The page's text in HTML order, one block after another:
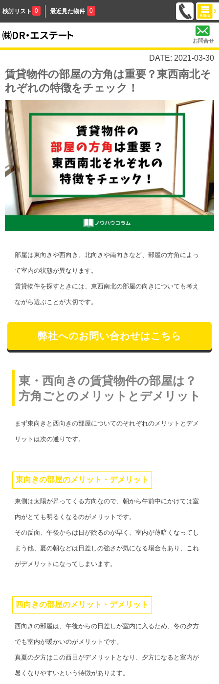
検討リスト 0 最近見た物件 0
お問合せ
DATE: 2021-03-30
賃貸物件の部屋の方角は重要？東西南北そ
れぞれの特徴をチェック！
部屋は東向きや西向き、北向きや南向きなど、部屋の方角によっ
て室内の状態が異なります。
賃貸物件を探すときには、東西南北の部屋の向きについても考え
ながら選ぶことが大切です。
弊社へのお問い合わせはこちら
東・西向きの賃貸物件の部屋は？
方角ごとのメリットとデメリット
まず東向きと西向きの部屋についてのそれぞれのメリットとデメ
リットは次の通りです。
東向きの部屋のメリット・デメリット
東側は太陽が昇ってくる方向なので、朝から午前中にかけては室
内がとても明るくなるのがメリットです。
その反面、午後からは日が陰るのが早く、室内が薄暗くなってし
まう他、夏の朝などは日差しの強さが気になる場合もあり、これ
がデメリットになってしまいます。
西向きの部屋のメリット・デメリット
西向きの部屋は、午後からの日差しが室内に入るため、冬の夕方
でも室内が暖かいのがメリットです。
真夏の夕方はこの西日がデメリットとなり、夕方になると室内が
暑くなりやすいという特徴があります。